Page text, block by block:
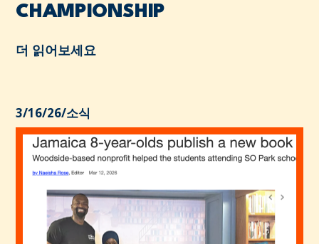
CHAMPIONSHIP
더 읽어보세요
3/16/26/소식